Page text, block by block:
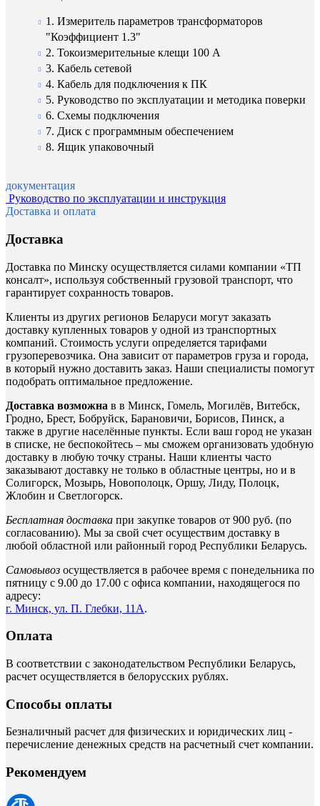
1. Измеритель параметров трансформаторов
"Коэффициент 1.3"
2. Токоизмерительные клещи 100 А
3. Кабель сетевой
4. Кабель для подключения к ПК
5. Руководство по эксплуатации и методика поверки
6. Схемы подключения
7. Диск с программным обеспечением
8. Ящик упаковочный
документация
Руководство по эксплуатации и инструкция
Доставка и оплата
Доставка
Доставка по Минску осуществляется силами компании «ТП
консалт», используя собственный грузовой транспорт, что
гарантирует сохранность товаров.
Клиенты из других регионов Беларуси могут заказать
доставку купленных товаров у одной из транспортных
компаний. Стоимость услуги определяется тарифами
грузоперевозчика. Она зависит от параметров груза и города,
в который нужно доставить заказ. Наши специалисты помогут
подобрать оптимальное предложение.
Доставка возможна в в Минск, Гомель, Могилёв, Витебск,
Гродно, Брест, Бобруйск, Барановичи, Борисов, Пинск, а
также в другие населённые пункты. Если ваш город не указан
в списке, не беспокойтесь – мы сможем организовать удобную
доставку в любую точку страны. Наши клиенты часто
заказывают доставку не только в областные центры, но и в
Солигорск, Мозырь, Новополоцк, Оршу, Лиду, Полоцк,
Жлобин и Светлогорск.
Бесплатная доставка при закупке товаров от 900 руб. (по
согласованию). Мы за свой счет осуществим доставку в
любой областной или районный город Республики Беларусь.
Самовывоз осуществляется в рабочее время с понедельника по
пятницу с 9.00 до 17.00 с офиса компании, находящегося по
адресу:
г. Минск, ул. П. Глебки, 11А.
Оплата
В соответствии с законодательством Республики Беларусь,
расчет осуществляется в белорусских рублях.
Способы оплаты
Безналичный расчет для физических и юридических лиц -
перечисление денежных средств на расчетный счет компании.
Рекомендуем